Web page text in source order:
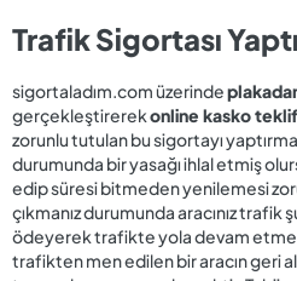
Trafik Sigortası
sigortaladım.com üzerinde
gerçekleştirerekonline kasko
zorunlu tutulan bu sigortayı
durumunda bir yasağı ihlal etmiş
edip süresi bitmeden yenilemesi
çıkmanız durumunda aracınız
ödeyerek trafikte yola devam etme
trafikten men edilen bir aracın geri